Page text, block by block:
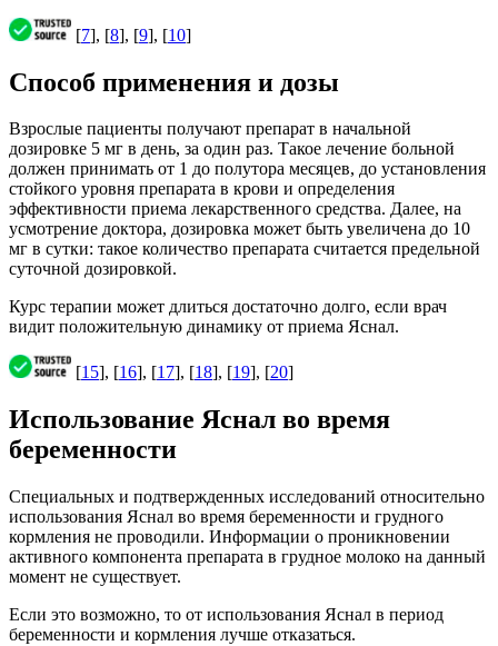
[7], [8], [9], [10]
Способ применения и дозы
Взрослые пациенты получают препарат в начальной
дозировке 5 мг в день, за один раз. Такое лечение больной
должен принимать от 1 до полутора месяцев, до установления
стойкого уровня препарата в крови и определения
эффективности приема лекарственного средства. Далее, на
усмотрение доктора, дозировка может быть увеличена до 10
мг в сутки: такое количество препарата считается предельной
суточной дозировкой.
Курс терапии может длиться достаточно долго, если врач
видит положительную динамику от приема Яснал.
[15], [16], [17], [18], [19], [20]
Использование Яснал во время
беременности
Специальных и подтвержденных исследований относительно
использования Яснал во время беременности и грудного
кормления не проводили. Информации о проникновении
активного компонента препарата в грудное молоко на данный
момент не существует.
Если это возможно, то от использования Яснал в период
беременности и кормления лучше отказаться.